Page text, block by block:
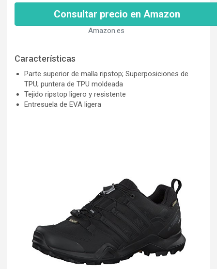
Consultar precio en Amazon
Amazon.es
Características
Parte superior de malla ripstop; Superposiciones de
TPU; puntera de TPU moldeada
Tejido ripstop ligero y resistente
Entresuela de EVA ligera